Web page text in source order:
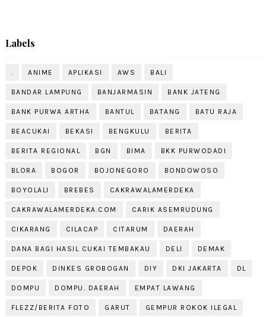
Labels
ANIME APLIKASI AWS BALI
BANDAR LAMPUNG BANJARMASIN BANK JATENG
BANK PURWA ARTHA BANTUL BATANG BATU RAJA
BEACUKAI BEKASI BENGKULU BERITA
BERITA REGIONAL BGN BIMA BKK PURWODADI
BLORA BOGOR BOJONEGORO BONDOWOSO
BOYOLALI BREBES CAKRAWALAMERDEKA
CAKRAWALAMERDEKA.COM CARIK ASEMRUDUNG
CIKARANG CILACAP CITARUM DAERAH
DANA BAGI HASIL CUKAI TEMBAKAU DELI DEMAK
DEPOK DINKES GROBOGAN DIY DKI JAKARTA DL
DOMPU DOMPU. DAERAH EMPAT LAWANG
FLEZZ/BERITA FOTO GARUT GEMPUR ROKOK ILEGAL